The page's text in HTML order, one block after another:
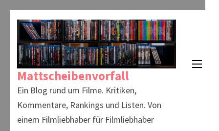
springen
(Enter
drücken)
Mattscheibenvorfall
Ein Blog rund um Filme. Kritiken,
Kommentare, Rankings und Listen. Von
einem Filmliebhaber für Filmliebhaber